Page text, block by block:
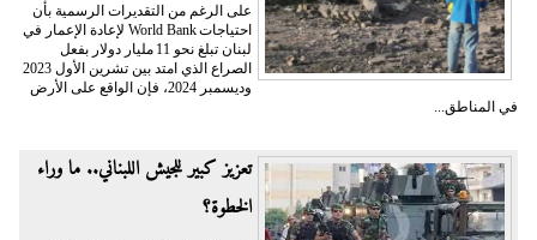
على الرغم من التقديرات الرسمية بأن
احتياجات World Bank لإعادة الإعمار في
لبنان تبلغ نحو 11 مليار دولار بفعل
الصراع الذي امتد بين تشرين الأول 2023
وديسمبر 2024، فإن الواقع على الأرض
في المناطق...
تعزيز كبير للجيش اللبناني.. ما وراء
الخطوة؟